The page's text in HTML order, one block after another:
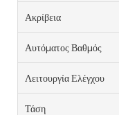
Ακρίβεια
Αυτόματος Βαθμός
Λειτουργία Ελέγχου
Τάση